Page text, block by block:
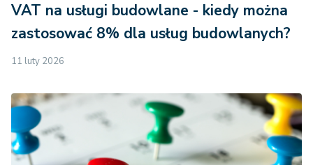
VAT na usługi budowlane - kiedy można
zastosować 8% dla usług budowlanych?
11 luty 2026